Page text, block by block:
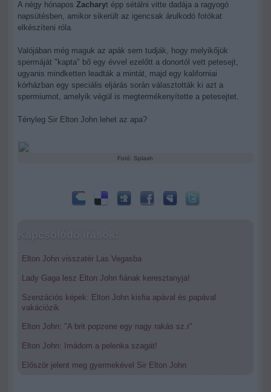
A négy hónapos Zacharyt épp sétálni vitte dadája a ragyogó
napsütésben, amikor sikerült az igencsak árulkodó fotókat
elkészíteni róla.
Valójában még maguk az apák sem tudják, hogy melyikőjük
spermáját "kapta" bő egy évvel ezelőtt a donortól vett petesejt,
ugyanis mindketten leadták a mintát, majd egy kaliforniai
kórházban egy speciális eljárás során választották ki azt a
spermiumot, amelyik végül is megtermékenyítette a petesejtet.
Tényleg Sir Elton John lehet az apa?
Fotó: Splash
Kapcsolódó írások:
Elton John visszatér Las Vegasba
Lady Gaga lesz Elton John fiának keresztanyja!
Szenzációs képek: Elton John kisfia apával és papával
vakációzik
Elton John: "A brit popzene egy nagy rakás sz.r"
Elton John: Imádom a pelenka szagát!
Először jelent meg gyermekével Sir Elton John